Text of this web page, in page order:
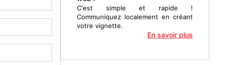
C'est simple et rapide !
Communiquez localement en créant
votre vignette.
En savoir plus